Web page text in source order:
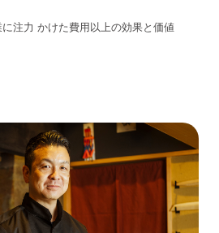
注力 かけた費用以上の効果と価値